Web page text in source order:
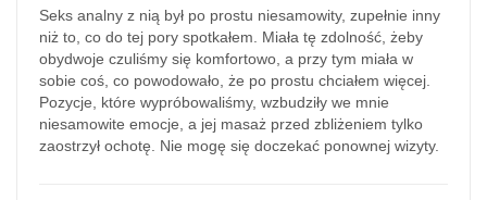
Seks analny z nią był po prostu niesamowity, zupełnie inny
niż to, co do tej pory spotkałem. Miała tę zdolność, żeby
obydwoje czuliśmy się komfortowo, a przy tym miała w
sobie coś, co powodowało, że po prostu chciałem więcej.
Pozycje, które wypróbowaliśmy, wzbudziły we mnie
niesamowite emocje, a jej masaż przed zbliżeniem tylko
zaostrzył ochotę. Nie mogę się doczekać ponownej wizyty.